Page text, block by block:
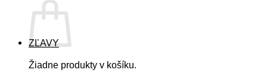
Žiadne produkty v košíku.
ZĽAVY